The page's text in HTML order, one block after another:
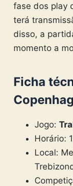
fase dos play
terá
disso, a
momento a
Ficha
Jogo:
Horário:
Local: